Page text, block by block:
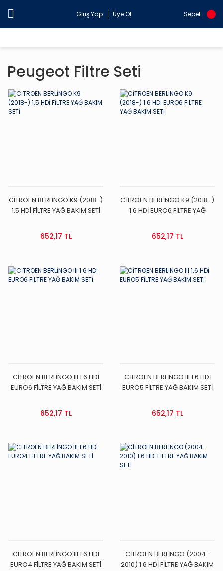
Giriş Yap Üye Ol Sepet
Peugeot Filtre Seti
CİTROEN BERLİNGO K9 (2018-)
1.5 HDİ FİLTRE YAĞ BAKIM SETİ
652,17 TL
CİTROEN BERLİNGO K9 (2018-)
1.6 HDİ EURO6 FİLTRE YAĞ
652,17 TL
CİTROEN BERLİNGO III 1.6 HDİ
EURO6 FİLTRE YAĞ BAKIM SETİ
652,17 TL
CİTROEN BERLİNGO III 1.6 HDİ
EURO5 FİLTRE YAĞ BAKIM SETİ
652,17 TL
CİTROEN BERLİNGO III 1.6 HDİ
EURO4 FİLTRE YAĞ BAKIM SETİ
CİTROEN BERLİNGO (2004-
2010) 1.6 HDİ FİLTRE YAĞ BAKIM